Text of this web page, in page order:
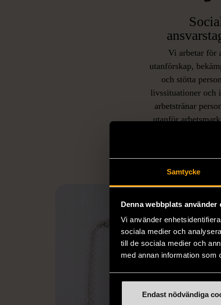
Samtycke
Denna webbplats använder
Vi använder
sociala medier och
till de sociala medier och
med annan information som
Endast nödvändiga
Vi arbetar för
utanförskap,
och stötta
livssituationer och
arbetstränar
utanför